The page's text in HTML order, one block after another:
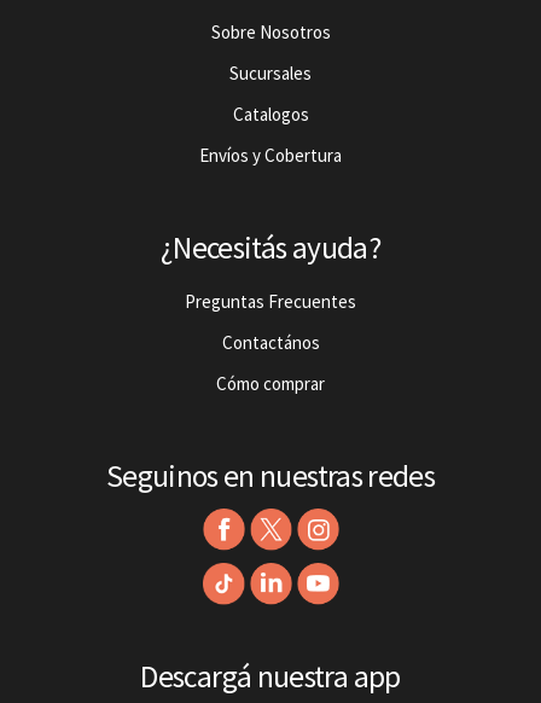
Sobre Nosotros
Sucursales
Catalogos
Envíos y Cobertura
¿Necesitás ayuda?
Preguntas Frecuentes
Contactános
Cómo comprar
Seguinos en nuestras redes
Descargá nuestra app